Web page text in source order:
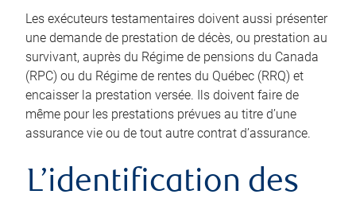
Les exécuteurs testamentaires doivent aussi présenter
une demande de prestation de décès, ou prestation au
survivant, auprès du Régime de pensions du Canada
(RPC) ou du Régime de rentes du Québec (RRQ) et
encaisser la prestation versée. Ils doivent faire de
même pour les prestations prévues au titre d’une
assurance vie ou de tout autre contrat d’assurance.
L’identification des